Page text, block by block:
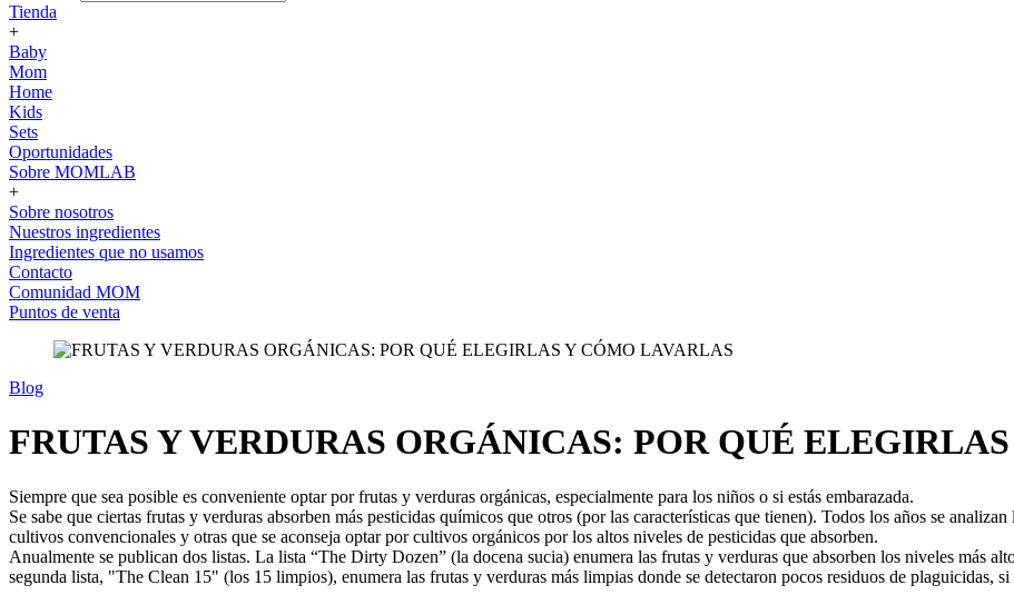
Tienda
+
Baby
Mom
Home
Kids
Sets
Oportunidades
Sobre MOMLAB
+
Sobre nosotros
Nuestros ingredientes
Ingredientes que no usamos
Contacto
Comunidad MOM
Puntos de venta
Blog
FRUTAS Y VERDURAS ORGÁNICAS: POR QUÉ
Siempre que sea posible es conveniente optar por frutas y verduras orgánicas, especialmente para los niños o si estás embarazada.
Se sabe que ciertas frutas y verduras absorben más pesticidas químicos que otros (por las características que tienen). Todos los años se
cultivos convencionales y otras que se aconseja optar por cultivos orgánicos por los altos niveles de pesticidas que absorben.
Anualmente se publican dos listas. La lista “The Dirty Dozen” (la docena sucia) enumera las frutas y verduras que absorben los niveles más
segunda lista, "The Clean 15" (los 15 limpios), enumera las frutas y verduras más limpias donde se detectaron pocos residuos de plaguicidas,